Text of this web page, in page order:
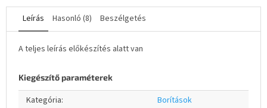
Leírás Hasonló (8) Beszélgetés
A teljes leírás előkészítés alatt van
Kiegészítő paraméterek
Kategória:
Borítások